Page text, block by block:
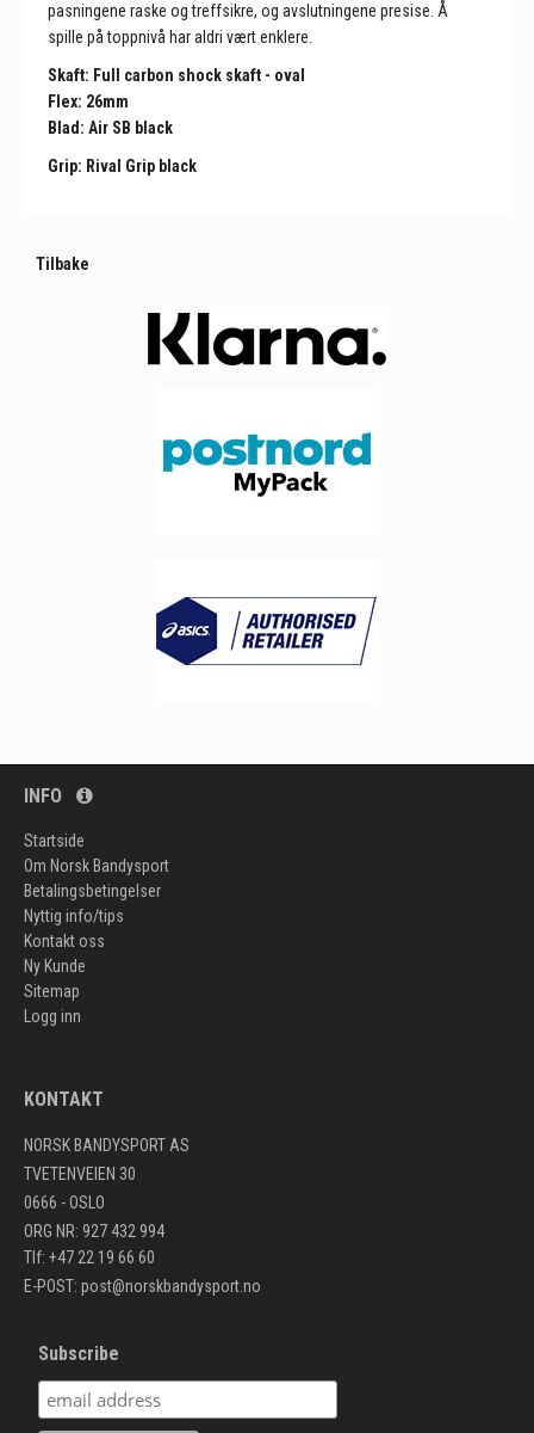
pasningene raske og treffsikre, og avslutningene presise. Å
spille på toppnivå har aldri vært enklere.
Skaft: Full carbon shock skaft - oval
Flex: 26mm
Blad: Air SB black
Grip: Rival Grip black
Tilbake
INFO
Startside
Om Norsk Bandysport
Betalingsbetingelser
Nyttig info/tips
Kontakt oss
Ny Kunde
Sitemap
Logg inn
KONTAKT
NORSK BANDYSPORT AS
TVETENVEIEN 30
0666 - OSLO
ORG NR: 927 432 994
Tlf: +47 22 19 66 60
E-POST: post@norskbandysport.no
Subscribe